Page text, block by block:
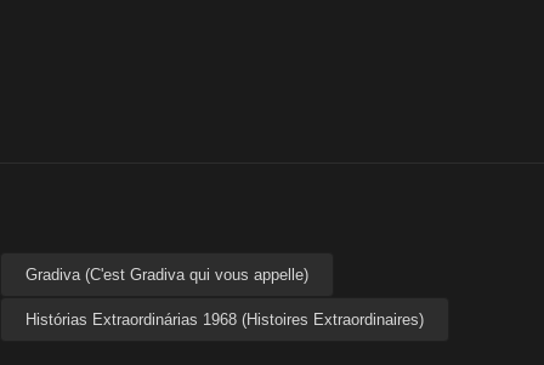
Gradiva (C'est Gradiva qui vous appelle)
Histórias Extraordinárias 1968 (Histoires Extraordinaires)